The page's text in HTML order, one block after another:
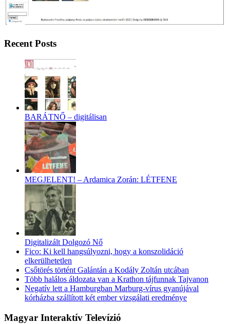
Recent Posts
BARÁTNŐ – digitálisan
MEGJELENT! – Ardamica Zorán: LÉTFENE
Digitalizált Dolgozó Nő
Fico: Ki kell hangsúlyozni, hogy a konszolidáció
elkerülhetetlen
Csőtörés történt Galántán a Kodály Zoltán utcában
Több halálos áldozata van a Krathon tájfunnak Tajvanon
Negatív lett a Hamburgban Marburg-vírus gyanújával
kórházba szállított két ember vizsgálati eredménye
Magyar Interaktív Televízió